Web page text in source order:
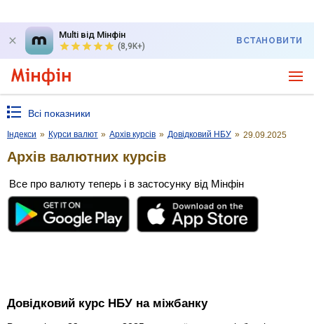
Multi від Мінфін
(8,9K+)
ВСТАНОВИТИ
Всі показники
Індекси » Курси валют » Архів курсів » Довідковий НБУ » 29.09.2025
Архів валютних курсів
Все про валюту теперь і в застосунку від Мінфін
Довідковий курс НБУ на міжбанку